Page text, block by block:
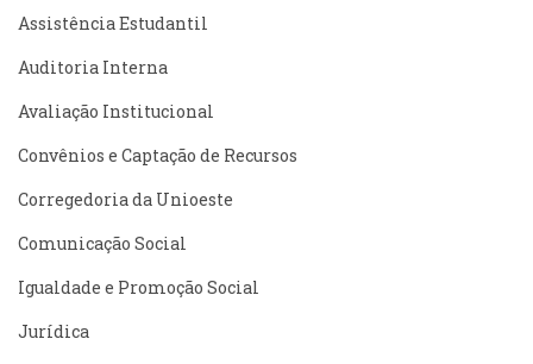
Assistência Estudantil
Auditoria Interna
Avaliação Institucional
Convênios e Captação de Recursos
Corregedoria da Unioeste
Comunicação Social
Igualdade e Promoção Social
Jurídica